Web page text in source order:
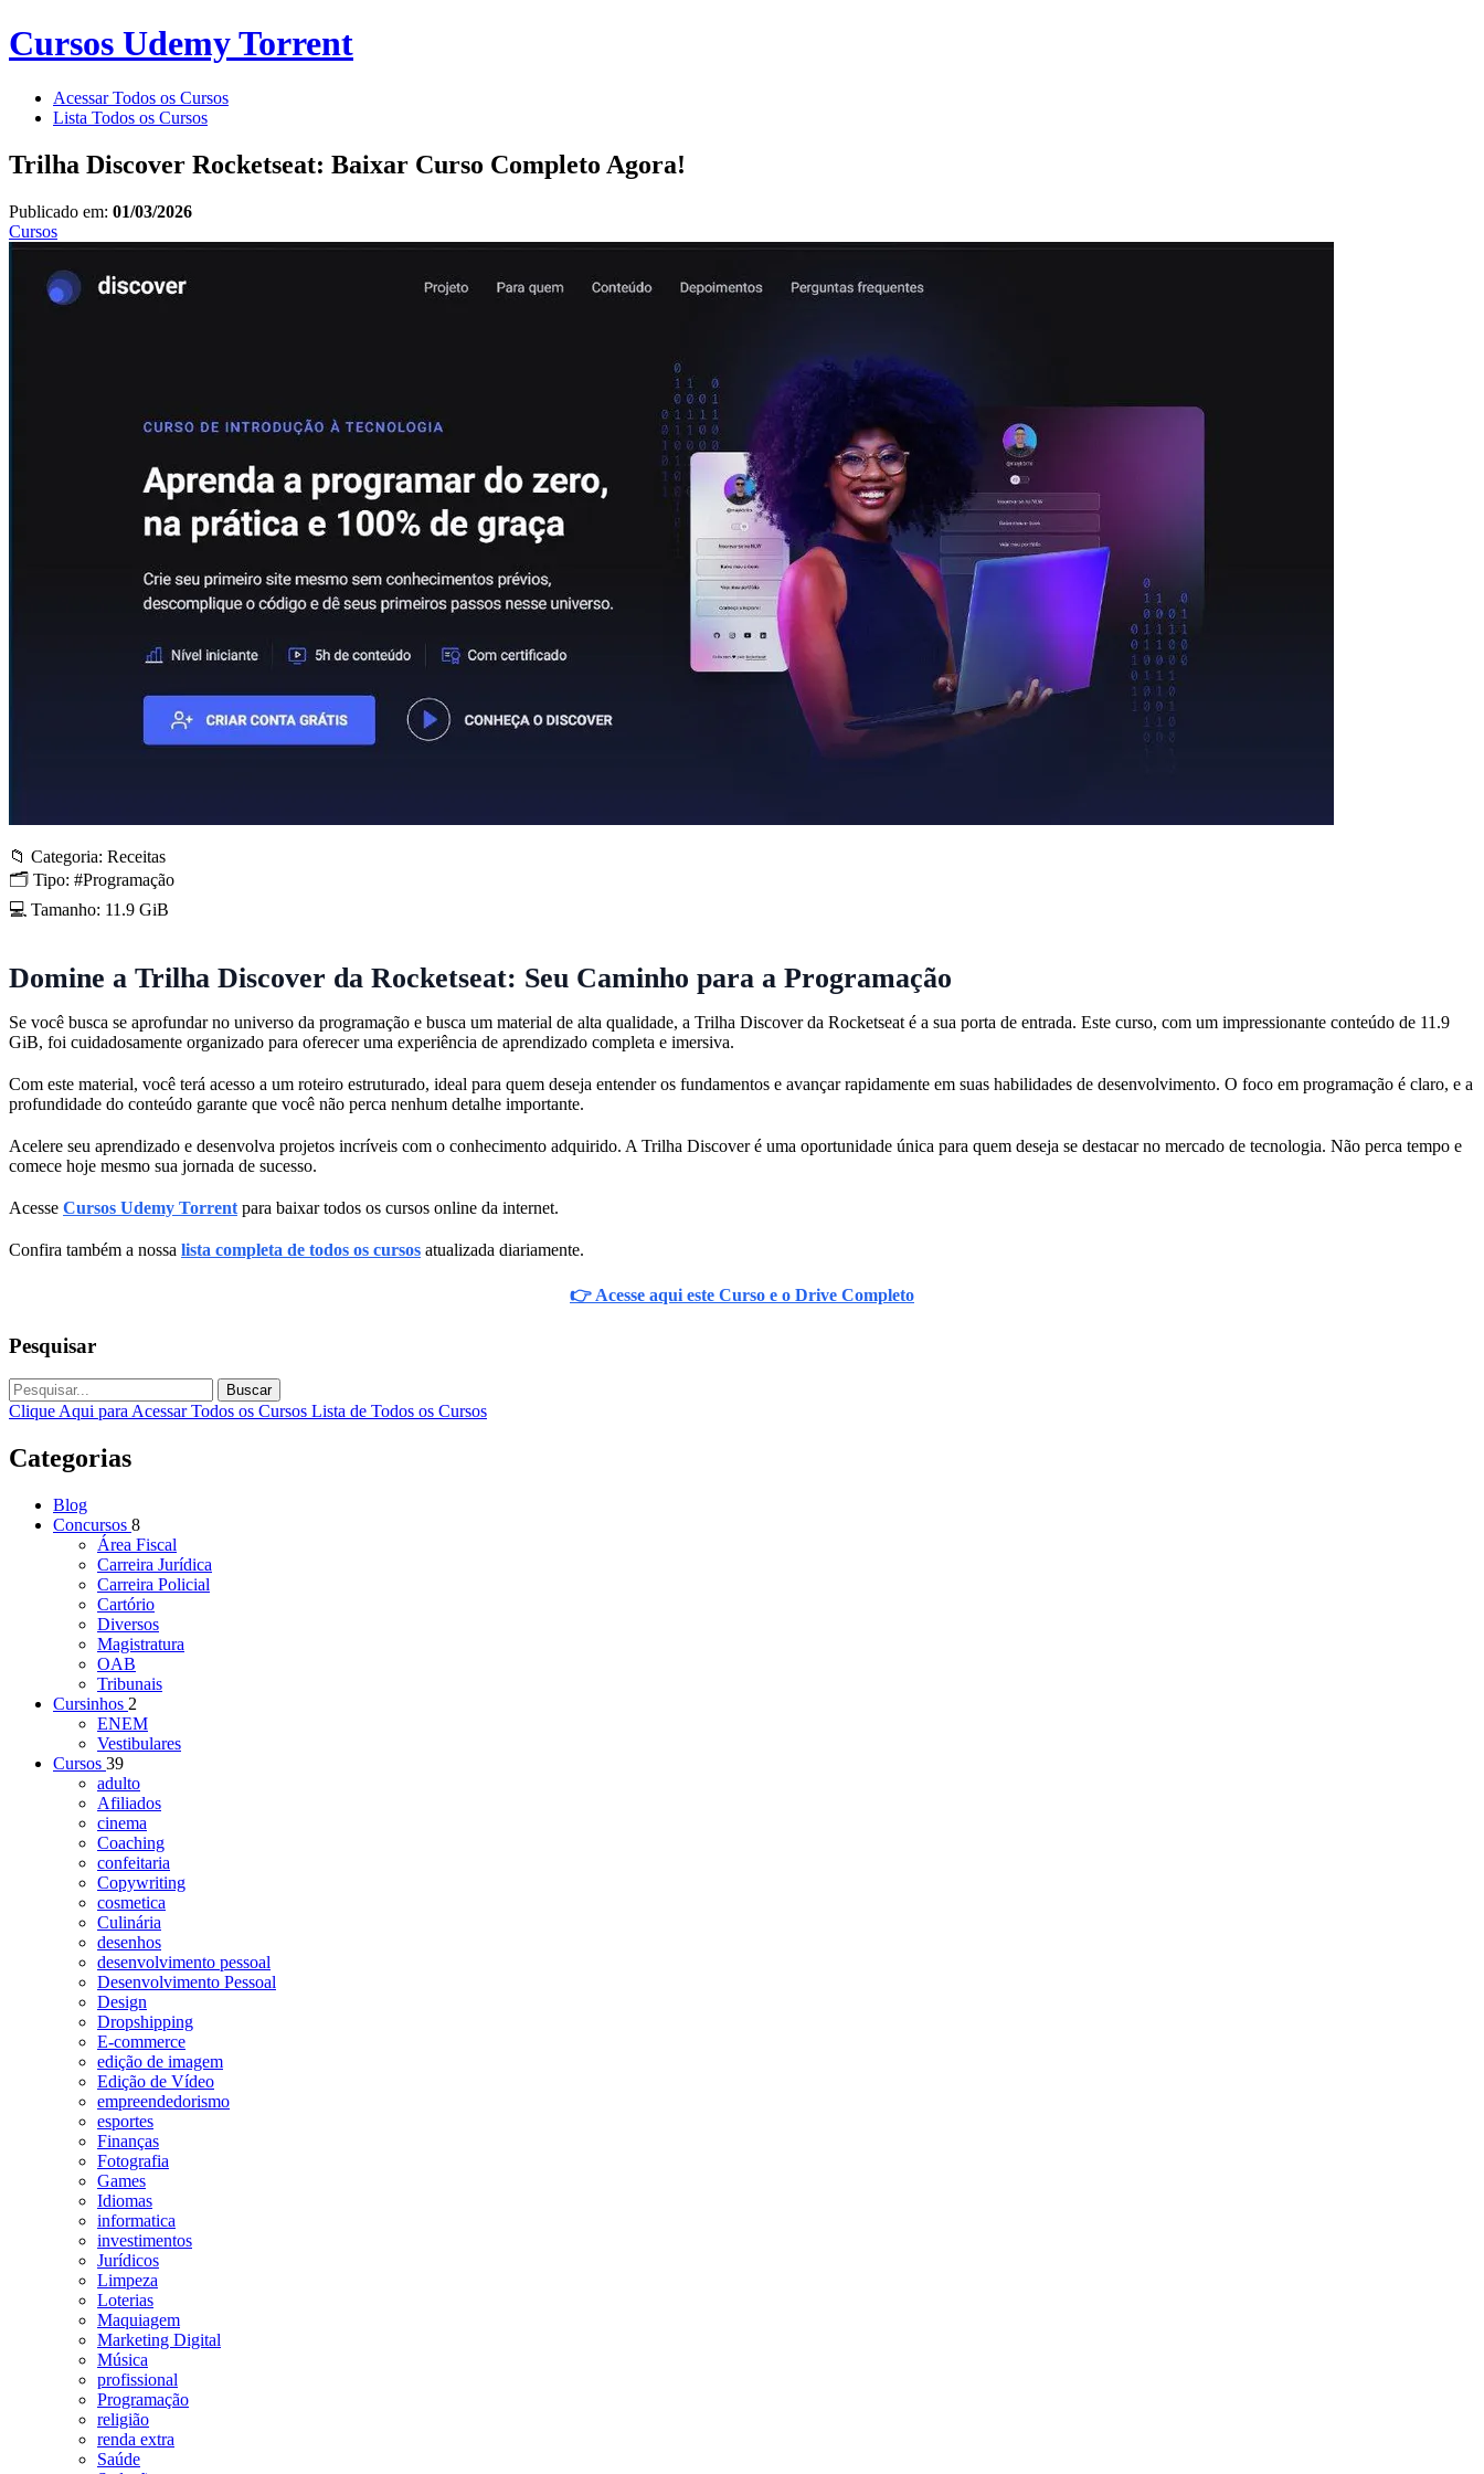
Cursos Udemy Torrent
Acessar Todos os Cursos
Lista Todos os Cursos
Trilha Discover Rocketseat: Baixar Curso Completo Agora!
Publicado em: 01/03/2026
Cursos
📁 Categoria: Receitas
🗂 Tipo: #Programação
💻 Tamanho: 11.9 GiB
Domine a Trilha Discover da Rocketseat: Seu Caminho para a Programação
Se você busca se aprofundar no universo da programação e busca um material de alta qualidade, a Trilha Discover da Rocketseat é a sua porta de entrada. Este curso, com um impressionante conteúdo de 11.9
GiB, foi cuidadosamente organizado para oferecer uma experiência de aprendizado completa e imersiva.
Com este material, você terá acesso a um roteiro estruturado, ideal para quem deseja entender os fundamentos e avançar rapidamente em suas habilidades de desenvolvimento. O foco em programação é claro, e a
profundidade do conteúdo garante que você não perca nenhum detalhe importante.
Acelere seu aprendizado e desenvolva projetos incríveis com o conhecimento adquirido. A Trilha Discover é uma oportunidade única para quem deseja se destacar no mercado de tecnologia. Não perca tempo e
comece hoje mesmo sua jornada de sucesso.
Acesse Cursos Udemy Torrent para baixar todos os cursos online da internet.
Confira também a nossa lista completa de todos os cursos atualizada diariamente.
👉 Acesse aqui este Curso e o Drive Completo
Pesquisar
Buscar
Clique Aqui para Acessar Todos os Cursos Lista de Todos os Cursos
Categorias
Blog
Concursos 8
Área Fiscal
Carreira Jurídica
Carreira Policial
Cartório
Diversos
Magistratura
OAB
Tribunais
Cursinhos 2
ENEM
Vestibulares
Cursos 39
adulto
Afiliados
cinema
Coaching
confeitaria
Copywriting
cosmetica
Culinária
desenhos
desenvolvimento pessoal
Desenvolvimento Pessoal
Design
Dropshipping
E-commerce
edição de imagem
Edição de Vídeo
empreendedorismo
esportes
Finanças
Fotografia
Games
Idiomas
informatica
investimentos
Jurídicos
Limpeza
Loterias
Maquiagem
Marketing Digital
Música
profissional
Programação
religião
renda extra
Saúde